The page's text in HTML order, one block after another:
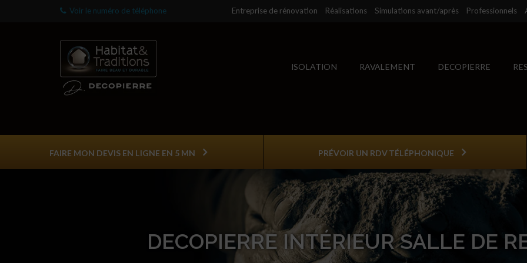
Voir le numéro de téléphone Entreprise de rénovation Réalisations Simulations avant/après Professionnels
ISOLATION RAVALEMENT DECOPIERRE
FAIRE MON DEVIS EN LIGNE EN 5 MN PRÉVOIR UN RDV TÉLÉPHONIQUE
DECOPIERRE INTÉRIEUR SALLE DE